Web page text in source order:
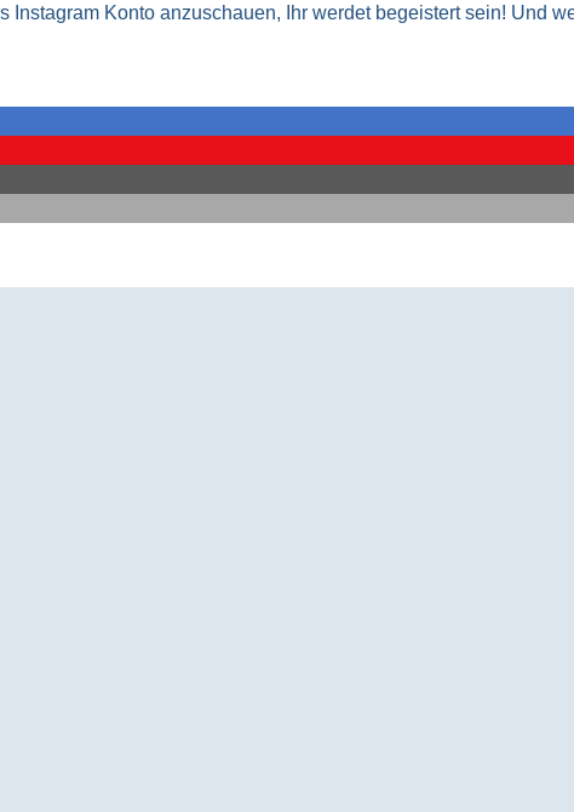
Konto anzuschauen, Ihr werdet begeistert sein! Und